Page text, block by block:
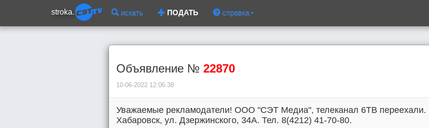
stroka. искать ПОДАТЬ справка
Объявление № 22870
10-06-2022 12:06:38
Уважаемые рекламодатели! ООО "СЭТ Медиа", телеканал 6ТВ переехали.
Хабаровск, ул. Дзержинского, 34А. Тел. 8(4212) 41-70-80.